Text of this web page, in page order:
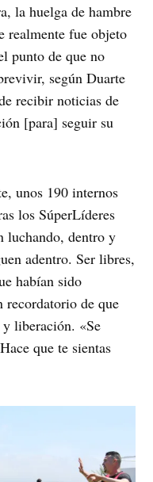
la huelga de hambre
realmente fue objeto
punto de que no
según Duarte
recibir noticias de
[para] seguir su
unos 190 internos
los SúperLíderes
luchando, dentro y
adentro. Ser libres,
habían sido
recordatorio de que
liberación. «Se
que te sientas